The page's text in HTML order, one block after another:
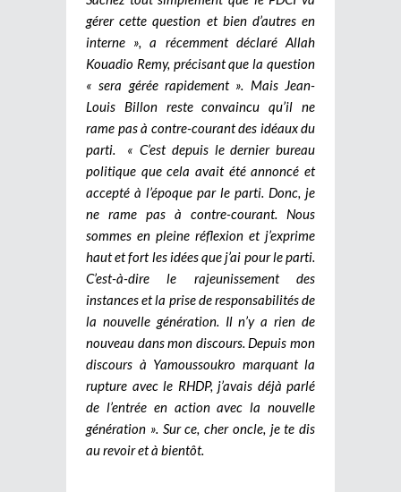
gérer cette question et bien d’autres en
interne », a récemment déclaré Allah
Kouadio Remy, précisant que la question
« sera gérée rapidement ». Mais Jean-
Louis Billon reste convaincu qu’il ne
rame pas à contre-courant des idéaux du
parti. « C’est depuis le dernier bureau
politique que cela avait été annoncé et
accepté à l’époque par le parti. Donc, je
ne rame pas à contre-courant. Nous
sommes en pleine réflexion et j’exprime
haut et fort les idées que j’ai pour le parti.
C’est-à-dire le rajeunissement des
instances et la prise de responsabilités de
la nouvelle génération. Il n’y a rien de
nouveau dans mon discours. Depuis mon
discours à Yamoussoukro marquant la
rupture avec le RHDP, j’avais déjà parlé
de l’entrée en action avec la nouvelle
génération ». Sur ce, cher oncle, je te dis
au revoir et à bientôt.